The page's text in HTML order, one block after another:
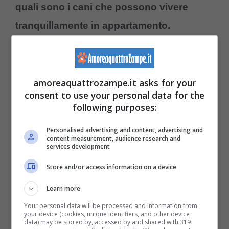
quali sono i cani che possono vivere
tranquillamente in appartamento.
Ecco i cani più adatti alla vita in appartamento, la lista intera-
amoreaquattrozampe.it asks for your
consent to use your personal data for the
following purposes:
Personalised advertising and content, advertising and
content measurement, audience research and
services development
Store and/or access information on a device
Learn more
Your personal data will be processed and information from
your device (cookies, unique identifiers, and other device
data) may be stored by, accessed by and shared with 319